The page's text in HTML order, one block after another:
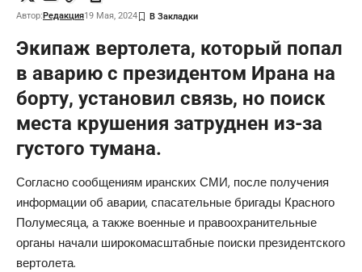
Автор:Редакция19 Мая, 2024
Экипаж вертолета, который попал
в аварию с президентом Ирана на
борту, установил связь, но поиск
места крушения затруднен из-за
густого тумана.
Согласно сообщениям иранских СМИ, после получения
информации об аварии, спасательные бригады Красного
Полумесяца, а также военные и правоохранительные
органы начали широкомасштабные поиски президентского
вертолета.